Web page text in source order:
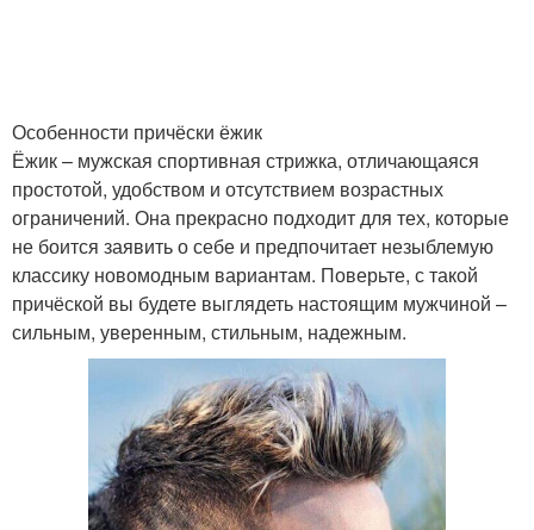
Особенности причёски ёжик
Ёжик – мужская спортивная стрижка, отличающаяся
простотой, удобством и отсутствием возрастных
ограничений. Она прекрасно подходит для тех, которые
не боится заявить о себе и предпочитает незыблемую
классику новомодным вариантам. Поверьте, с такой
причёской вы будете выглядеть настоящим мужчиной –
сильным, уверенным, стильным, надежным.